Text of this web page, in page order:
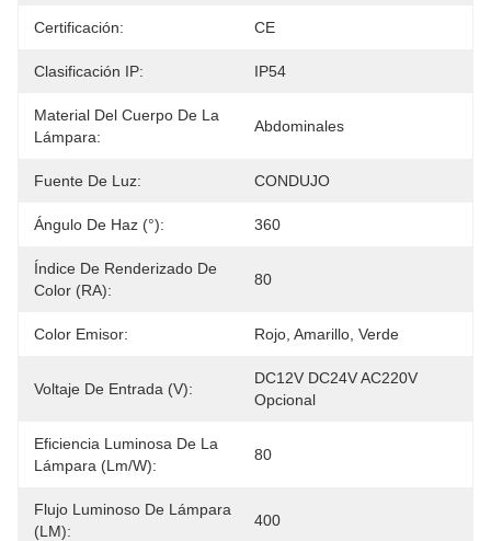
Certificación: CE
Clasificación IP: IP54
Material Del Cuerpo De La
Lámpara:
Abdominales
Fuente De Luz: CONDUJO
Ángulo De Haz (°): 360
Índice De Renderizado De
Color (RA):
80
Color Emisor: Rojo, Amarillo, Verde
Voltaje De Entrada (V):
DC12V DC24V AC220V
Opcional
Eficiencia Luminosa De La
Lámpara (lm/w):
80
Flujo Luminoso De Lámpara
(LM):
400